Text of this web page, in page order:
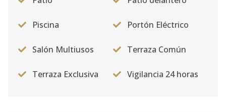
Piscina Portón Eléctrico
Salón Multiusos Terraza Común
Terraza Exclusiva Vigilancia 24 horas